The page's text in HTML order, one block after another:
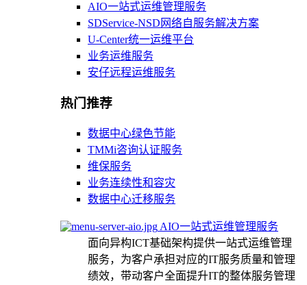
AIO一站式运维管理服务
SDService-NSD网络自服务解决方案
U-Center统一运维平台
业务运维服务
安仔远程运维服务
热门推荐
数据中心绿色节能
TMMi咨询认证服务
维保服务
业务连续性和容灾
数据中心迁移服务
AIO一站式运维管理服务
面向异构ICT基础架构提供一站式运维管理
服务，为客户承担对应的IT服务质量和管理
绩效，带动客户全面提升IT的整体服务管理